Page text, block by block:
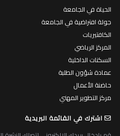
الحياة في الجامعة
جولة افتراضية في الجامعة
الكافتيريات
المركز الرياضي
السكنات الداخلية
عمادة شؤون الطلبة
حاضنة الأعمال
مركز التطوير المهني
اشترك في القائمة البريدية